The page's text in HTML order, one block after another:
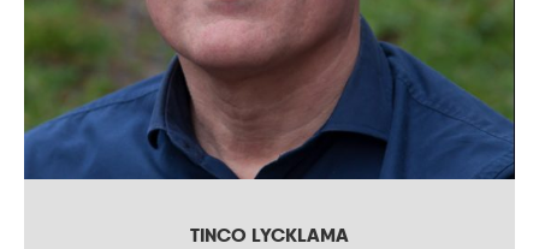
TINCO LYCKLAMA